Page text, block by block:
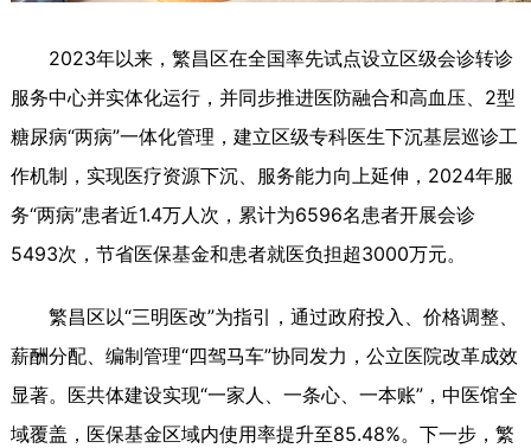
2023年以来，繁昌区在全国率先试点设立区级会诊转诊
服务中心并实体化运行，并同步推进医防融合和高血压、2型
糖尿病“两病”一体化管理，建立区级专科医生下沉基层巡诊工
作机制，实现医疗资源下沉、服务能力向上延伸，2024年服
务“两病”患者近1.4万人次，累计为6596名患者开展会诊
5493次，节省医保基金和患者就医负担超3000万元。
繁昌区以“三明医改”为指引，通过政府投入、价格调整、
薪酬分配、编制管理“四驾马车”协同发力，公立医院改革成效
显著。医共体建设实现“一家人、一条心、一本账”，中医馆全
域覆盖，医保基金区域内使用率提升至85.48%。下一步，繁